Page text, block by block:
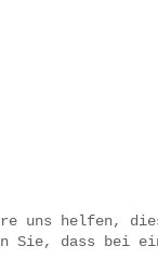
uns helfen,
dass bei